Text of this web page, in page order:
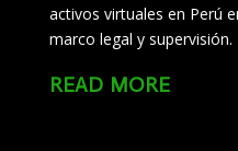
activos virtuales en Perú
marco legal y supervisión.
read more